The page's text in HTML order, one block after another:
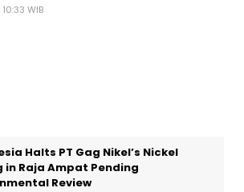
WIB
Halts PT Gag Nikel’s Nickel
in Raja Ampat Pending
Review